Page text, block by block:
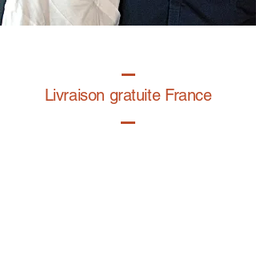
Livraison gratuite France